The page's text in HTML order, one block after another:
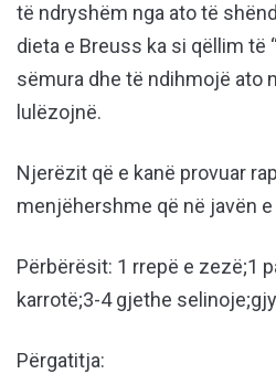
të ndryshëm nga ato të
dieta e Breuss ka si qëllim të
sëmura dhe të ndihmojë ato
lulëzojnë.
Njerëzit që e kanë provuar
menjëhershme që në javën
Përbërësit: 1 rrepë e zezë;1
karrotë;3-4 gjethe
Përgatitja: